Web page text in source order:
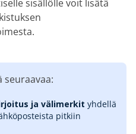
sisällölle voit lisätä
seuraavaa:
ja välimerkit yhdellä
pitkiin